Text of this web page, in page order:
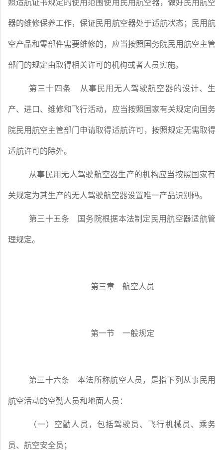
照适航证书规定的使用范围使用民用航空器，做好民用航空
器的维修保养工作，保证民用航空器处于适航状态；民用航
空产品和零部件需要维修的，应当按照国务院民用航空主管
部门的规定由取得相关许可的机构或者人员实施。
第三十四条 从事民用无人驾驶航空器的设计、生
产、进口、维修和飞行活动，应当按照国家有关规定向国务
院民用航空主管部门申请取得适航许可，按照规定无需取得
适航许可的除外。
从事民用无人驾驶航空器生产的机构应当按照国家有
关规定为其生产的无人驾驶航空器设置唯一产品识别码。
第三十五条 国务院根据本法制定民用航空器适航管
理规定。
第三章 航空人员
第一节 一般规定
第三十六条 本法所称航空人员，是指下列从事民用
航空活动的空勤人员和地面人员：
（一）空勤人员，包括驾驶员、飞行机械员、乘务
员、航空安全员；